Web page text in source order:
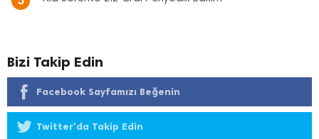
Bizi Takip Edin
Facebook Sayfamızı Beğenin
Twitter'da Takip Edin